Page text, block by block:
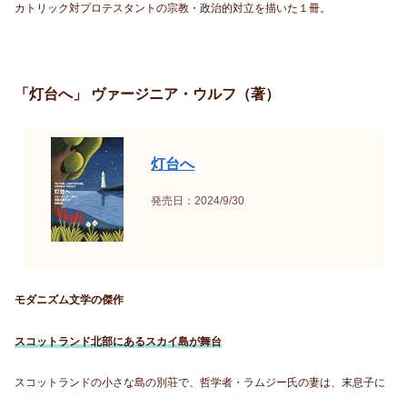
カトリック対プロテスタントの宗教・政治的対立を描いた１冊。
「灯台へ」 ヴァージニア・ウルフ（著）
灯台へ
発売日：2024/9/30
モダニズム文学の傑作
スコットランド北部にあるスカイ島が舞台
スコットランドの小さな島の別荘で、哲学者・ラムジー氏の妻は、末息子に